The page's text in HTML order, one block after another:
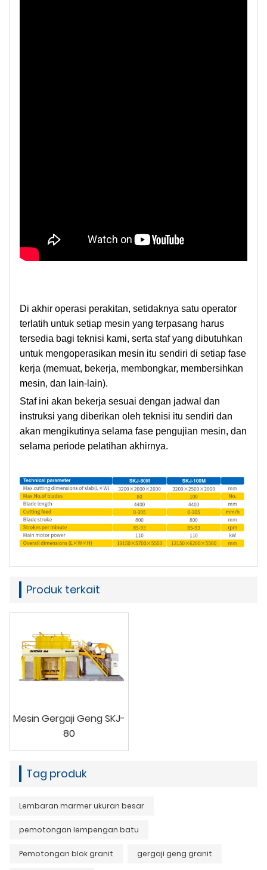
Di akhir operasi perakitan, setidaknya satu operator
terlatih untuk setiap mesin yang terpasang harus
tersedia bagi teknisi kami, serta staf yang dibutuhkan
untuk mengoperasikan mesin itu sendiri di setiap fase
kerja (memuat, bekerja, membongkar, membersihkan
mesin, dan lain-lain).
Staf ini akan bekerja sesuai dengan jadwal dan
instruksi yang diberikan oleh teknisi itu sendiri dan
akan mengikutinya selama fase pengujian mesin, dan
selama periode pelatihan akhirnya.
Produk terkait
Mesin Gergaji Geng SKJ-
80
Tag produk
Lembaran marmer ukuran besar
pemotongan lempengan batu
Pemotongan blok granit gergaji geng granit